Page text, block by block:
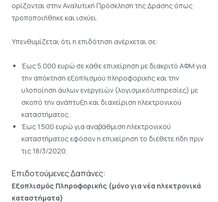
ορίζονται στην Αναλυτική Πρόσκληση της Δράσης όπως
τροποποιήθηκε και ισχύει.
Υπενθυμίζεται ότι η επιδότηση ανέρχεται σε:
Έως 5.000 ευρώ σε κάθε επιχείρηση με διακριτό ΑΦΜ για
την απόκτηση εξοπλισμού πληροφορικής και την
υλοποίηση άυλων ενεργειών (λογισμικό/υπηρεσίες) με
σκοπό την ανάπτυξη και διαχείριση ηλεκτρονικού
καταστήματος.
Έως 1.500 ευρώ για αναβάθμιση ηλεκτρονικού
καταστήματος εφόσον η επιχείρηση το διέθετε ήδη πριν
τις 18/3/2020.
Επιδοτούμενες Δαπάνες:
Εξοπλισμός Πληροφορικής (μόνο για νέα ηλεκτρονικά
καταστήματα)